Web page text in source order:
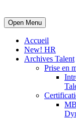
Open Menu
Accueil
New! HR
Archives Talent
Prise en